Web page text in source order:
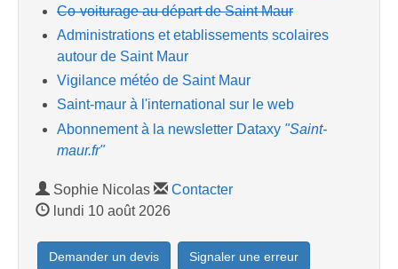
Co-voiturage au départ de Saint Maur
Administrations et etablissements scolaires
autour de Saint Maur
Vigilance météo de Saint Maur
Saint-maur à l'international sur le web
Abonnement à la newsletter Dataxy "Saint-
maur.fr"
Sophie Nicolas
Contacter
lundi 10 août 2026
Demander un devis Signaler une erreur